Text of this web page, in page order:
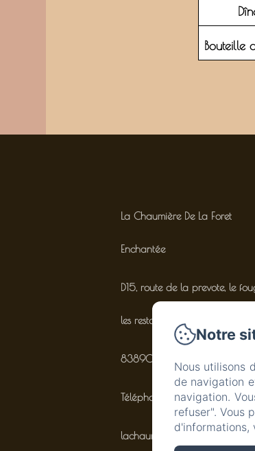
Bouteille
La Chaumière De La Foret
Enchantée
D15, route de la prevote, le
les restanques
83890 - Besse-sur-Issole
Téléphone: 07.77.93.10.41
Notre
Nous utilisons
de navigation
navigation.
refuser". Vous
d'informations,